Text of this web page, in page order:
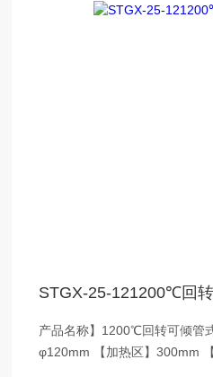
STGX-25-121200℃回
产品名称】1200℃回转可倾管
φ120mm 【加热区】300mm 【额定温度】1200℃ 【电源